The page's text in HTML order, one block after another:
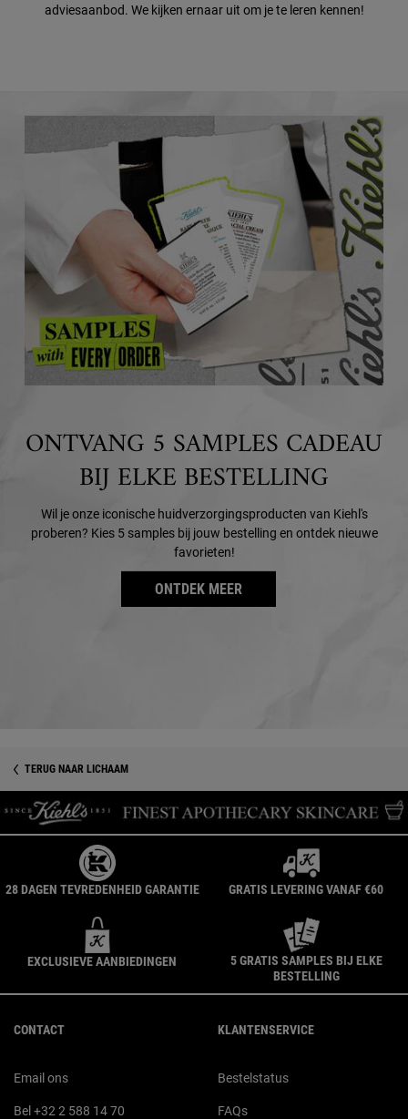
adviesaanbod. We kijken ernaar uit om je te leren kennen!
ONTVANG 5 SAMPLES CADEAU
BIJ ELKE BESTELLING
Wil je onze iconische huidverzorgingsproducten van Kiehl's
proberen? Kies 5 samples bij jouw bestelling en ontdek nieuwe
favorieten!
ONTDEK MEER
TERUG NAAR LICHAAM
28 DAGEN TEVREDENHEID GARANTIE GRATIS LEVERING VANAF €60
EXCLUSIEVE AANBIEDINGEN
5 GRATIS SAMPLES BIJ ELKE
BESTELLING
CONTACT
Email ons
Bel +32 2 588 14 70
KLANTENSERVICE
Bestelstatus
FAQs